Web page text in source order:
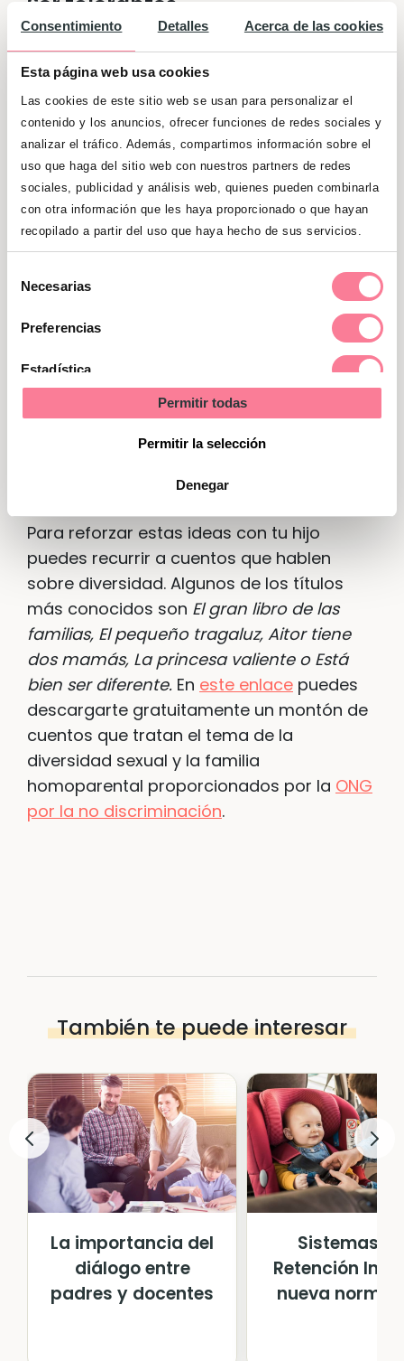
Consentimiento Detalles Acerca de las cookies
Esta página web usa cookies
Las cookies de este sitio web se usan para personalizar el
contenido y los anuncios, ofrecer funciones de redes sociales y
analizar el tráfico. Además, compartimos información sobre el
uso que haga del sitio web con nuestros partners de redes
sociales, publicidad y análisis web, quienes pueden combinarla
con otra información que les haya proporcionado o que hayan
recopilado a partir del uso que haya hecho de sus servicios.
Necesarias
Preferencias
Estadística
Permitir todas
Permitir la selección
Denegar
Por supuesto, de nada sirve explicarle las
cosas claramente a nuestro peque si
luego nos van a escuchar hacer
comentarios despectivos o hirientes frente
al colectivo homosexual. Por ejemplo,en la
cultura popular hay un montón de
chistes o frases hechas que son
insultantes.Como padres, tenemos que
hacer un esfuerzo por erradicar de nuestro
lenguaje estas expresiones y practicar la
tolerancia y el respeto: este es el mejor
ejemplo que podemos dar a nuestros hijos
y así estamos trabajando en la prevención
de casos debullyingque,
lamentablemente, se siguen dando
(aunque cada vez menos) en los centros
Para reforzar estas ideas con tu hijo
puedes recurrir a cuentos que hablen
sobre diversidad. Algunos de los títulos
más conocidos son El gran libro de las
familias, El pequeño tragaluz, Aitor tiene
dos mamás, La princesa valiente o Está
bien ser diferente. En este enlace puedes
descargarte gratuitamente un montón de
cuentos que tratan el tema de la
diversidad sexual y la familia
homoparental proporcionados por la ONG
por la no discriminación.
También te puede interesar
La importancia del
diálogo entre
padres y docentes
Sistemas de
Retención
nueva